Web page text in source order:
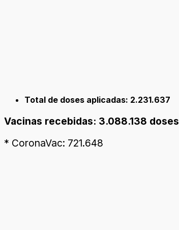
Total de doses aplicadas: 2.231.637
Vacinas recebidas: 3.088.138 doses
* CoronaVac: 721.648